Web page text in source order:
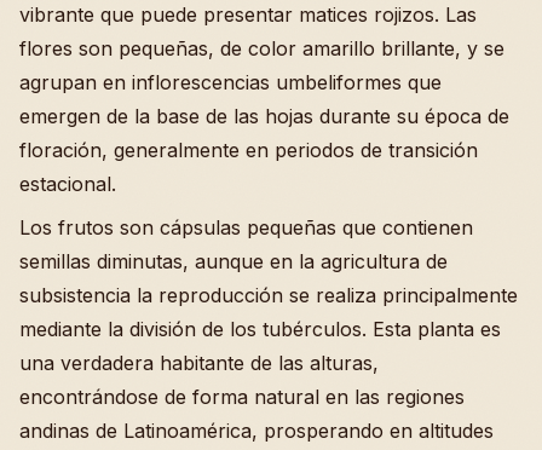
vibrante que puede presentar matices rojizos. Las
flores son pequeñas, de color amarillo brillante, y se
agrupan en inflorescencias umbeliformes que
emergen de la base de las hojas durante su época de
floración, generalmente en periodos de transición
estacional.
Los frutos son cápsulas pequeñas que contienen
semillas diminutas, aunque en la agricultura de
subsistencia la reproducción se realiza principalmente
mediante la división de los tubérculos. Esta planta es
una verdadera habitante de las alturas,
encontrándose de forma natural en las regiones
andinas de Latinoamérica, prosperando en altitudes